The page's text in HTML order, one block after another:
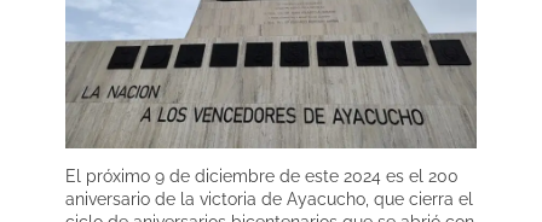
El próximo 9 de diciembre de este 2024 es el 200
aniversario de la victoria de Ayacucho, que cierra el